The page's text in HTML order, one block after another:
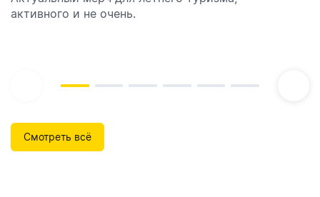
активного и не очень.
которые идеально подходят для брендирования.
Смотреть всё